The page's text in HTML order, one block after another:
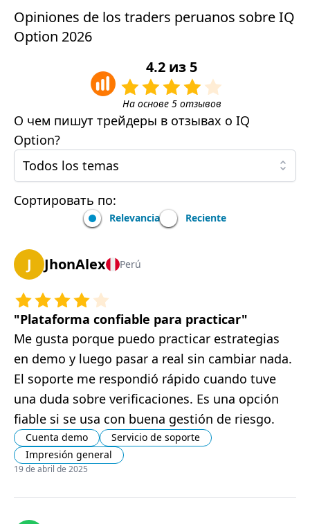
Opiniones de los traders peruanos sobre IQ
Option 2026
4.2 из 5
На основе 5отзывов
О чем пишут трейдеры в отзывах о IQ
Option?
Todos los temas
Сортировать по:
Relevancia Reciente
J JhonAlex Perú
" Plataforma confiable para practicar"
Me gusta porque puedo practicar estrategias
en demo y luego pasar a real sin cambiar nada.
El soporte me respondió rápido cuando tuve
una duda sobre verificaciones. Es una opción
fiable si se usa con buena gestión de riesgo.
Cuenta demo
Servicio de soporte
Impresión general
19 de abril de 2025